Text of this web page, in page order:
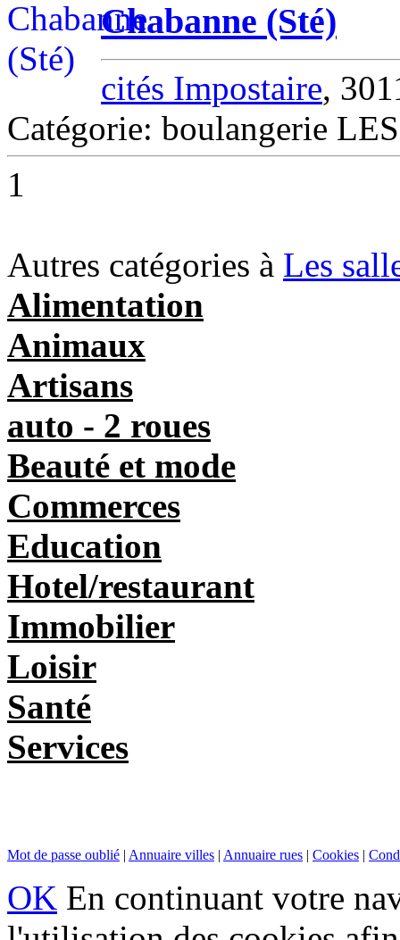
Chabanne (Sté)
cités Impostaire,
Catégorie: boulangerie
1
Autres catégories à Les
Alimentation
Animaux
Artisans
auto - 2 roues
Beauté et mode
Commerces
Education
Hotel/restaurant
Immobilier
Loisir
Santé
Services
Mot de passe oublié | Annuaire villes | Annuaire rues | Cookies |
OK En continuant votre